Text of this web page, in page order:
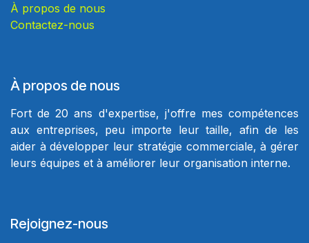
À propos de nous
Contactez-nous
À propos de nous
Fort de 20 ans d'expertise, j'offre mes compétences
aux entreprises, peu importe leur taille, afin de les
aider à développer leur stratégie commerciale, à gérer
leurs équipes et à améliorer leur organisation interne.
Rejoignez-nous